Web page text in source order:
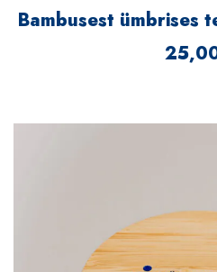
Bambusest ümbrises